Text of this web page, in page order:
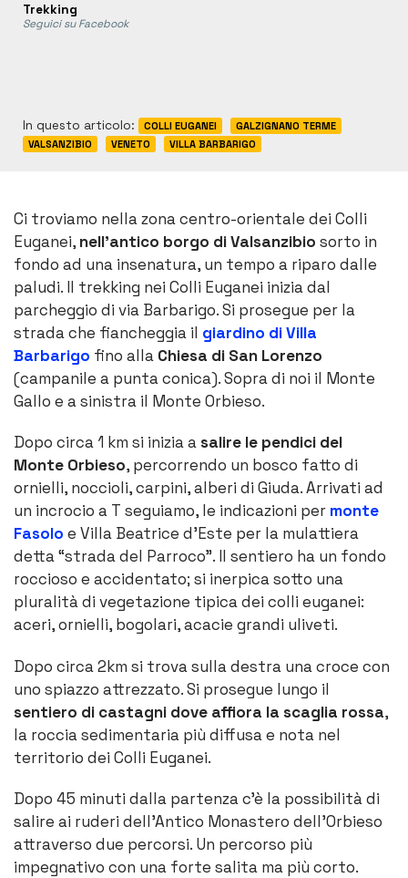
Trekking
Seguici su Facebook
In questo articolo: COLLI EUGANEI
GALZIGNANO TERME
VALSANZIBIO
VENETO VILLA BARBARIGO
Ci troviamo nella zona centro-orientale dei Colli
Euganei, nell’antico borgo di Valsanzibio sorto in
fondo ad una insenatura, un tempo a riparo dalle
paludi. Il trekking nei Colli Euganei inizia dal
parcheggio di via Barbarigo. Si prosegue per la
strada che fiancheggia il giardino di Villa
Barbarigo fino alla Chiesa di San Lorenzo
(campanile a punta conica). Sopra di noi il Monte
Gallo e a sinistra il Monte Orbieso.
Dopo circa 1 km si inizia asalire le pendici del
Monte Orbieso, percorrendo un bosco fatto di
ornielli, noccioli, carpini, alberi di Giuda. Arrivati ad
un incrocio a T seguiamo, le indicazioni per monte
Fasolo e Villa Beatrice d’Este per la mulattiera
detta “strada del Parroco”. Il sentiero ha un fondo
roccioso e accidentato; si inerpica sotto una
pluralità di vegetazione tipica dei colli euganei:
aceri, ornielli, bogolari, acacie grandi uliveti.
Dopo circa 2km si trova sulla destra una croce con
uno spiazzo attrezzato. Si prosegue lungo il
sentiero di castagni dove affiora la scaglia rossa,
la roccia sedimentaria più diffusa e nota nel
territorio dei Colli Euganei.
Dopo 45 minuti dalla partenza c’è la possibilità di
salire ai ruderi dell’Antico Monastero dell’Orbieso
attraverso due percorsi. Un percorso più
impegnativo con una forte salita ma più corto.